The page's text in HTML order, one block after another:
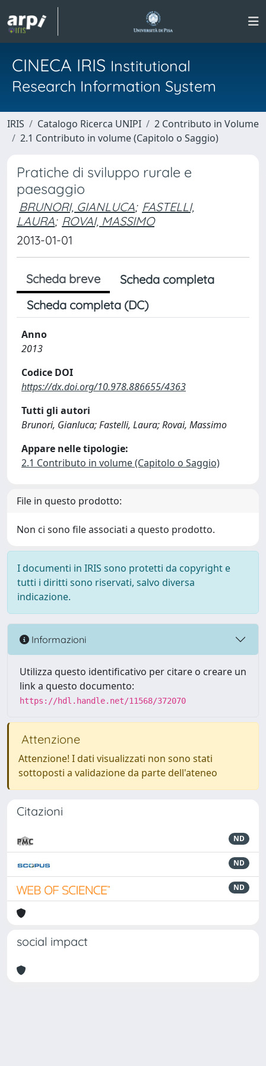
CINECA IRIS Institutional
Research Information System
IRIS Catalogo Ricerca UNIPI
2 Contributo in Volume
2.1 Contributo in volume (Capitolo o Saggio)
Pratiche di sviluppo rurale e
paesaggio
BRUNORI, GIANLUCA; FASTELLI,
LAURA; ROVAI, MASSIMO
2013-01-01
Scheda breve
Scheda completa
Scheda completa (DC)
Anno
2013
Codice DOI
https://dx.doi.org/10.978.886655/4363
Tutti gli autori
Brunori, Gianluca; Fastelli, Laura; Rovai, Massimo
Appare nelle tipologie:
2.1 Contributo in volume (Capitolo o Saggio)
File in questo prodotto:
Non ci sono file associati a questo prodotto.
I documenti in IRIS sono protetti da copyright e
tutti i diritti sono riservati, salvo diversa
indicazione.
Informazioni
Utilizza questo identificativo per citare o creare un
link a questo documento:
https://hdl.handle.net/11568/372070
Attenzione
Attenzione! I dati visualizzati non sono stati
sottoposti a validazione da parte dell'ateneo
Citazioni
ND
ND
ND
social impact